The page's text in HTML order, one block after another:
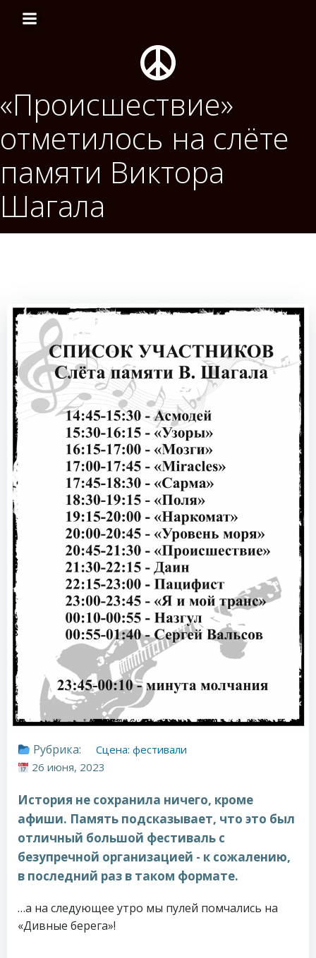
содержимому
«Происшествие»
отметилось на слёте
памяти Виктора
Шагала
Рубрика:
Сцена: фестивали
26 июня, 2023
История не сохранила ничего, кроме
афиши. Память подсказывает, что это был
отличный большой фестиваль с
безупречной организацией - к сожалению,
в последний раз в таком формате.
…а на следующее утро мы пулей помчались на
«Дивные берега»!